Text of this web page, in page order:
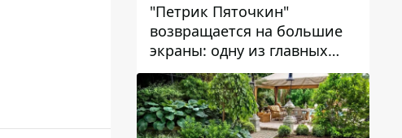
"Петрик Пяточкин"
возвращается на большие
экраны: одну из главных
ролей сыграет 9-летний
днепрянин Александр
Войтеховский